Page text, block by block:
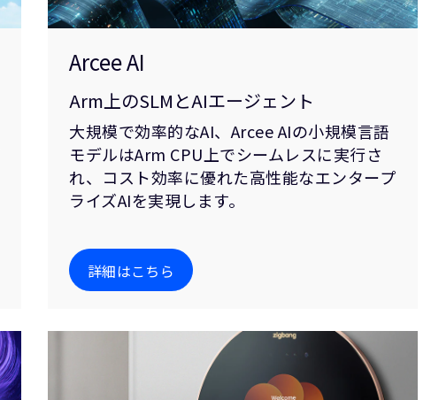
Arcee AI
Arm上のSLMとAIエージェント
大規模で効率的なAI、Arcee AIの小規模言語
モデルはArm CPU上でシームレスに実行さ
れ、コスト効率に優れた高性能なエンタープ
ライズAIを実現します。
詳細はこちら